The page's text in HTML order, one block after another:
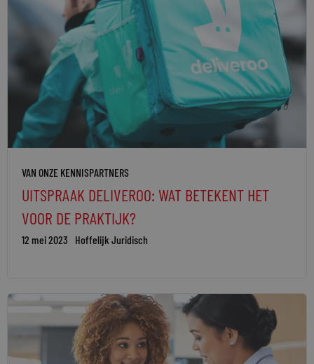
VAN ONZE KENNISPARTNERS
UITSPRAAK DELIVEROO: WAT BETEKENT HET
VOOR DE PRAKTIJK?
12 mei 2023 Hoffelijk Juridisch